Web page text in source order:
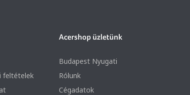
feltételek
Acershop üzletünk
Budapest Nyugati
Rólunk
Cégadatok